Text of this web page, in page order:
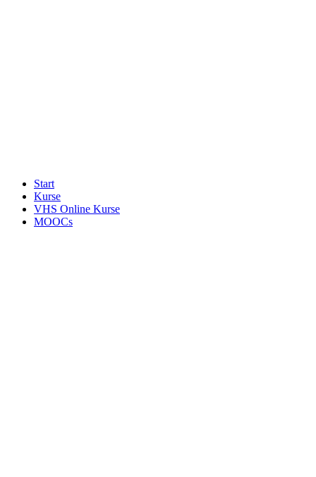
Start
Kurse
VHS Online Kurse
MOOCs